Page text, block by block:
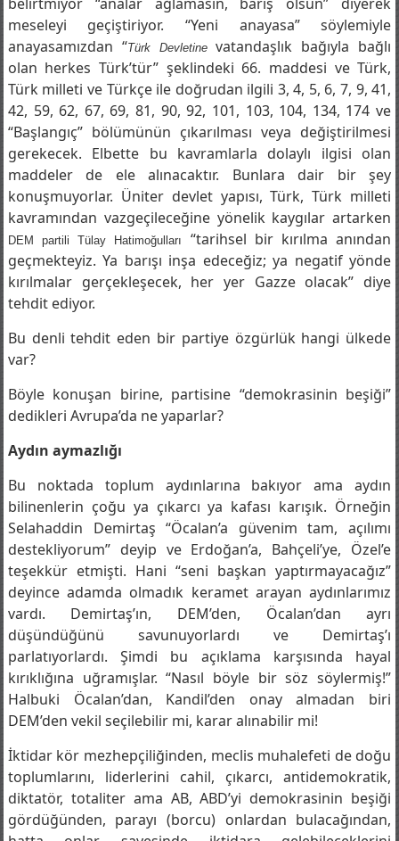
yürüyecek. Hiçbiri yeni çözüm sürecinden ne anladığını
belirtmiyor “analar ağlamasın, barış olsun” diyerek
meseleyi geçiştiriyor. “Yeni anayasa” söylemiyle
anayasamızdan “Türk Devletinevatandaşlık bağıyla bağlı
olan herkes Türk’tür” şeklindeki 66. maddesi ve Türk,
Türk milleti ve Türkçe ile doğrudan ilgili 3, 4, 5, 6, 7, 9, 41,
42, 59, 62, 67, 69, 81, 90, 92, 101, 103, 104, 134, 174 ve
“Başlangıç” bölümünün çıkarılması veya değiştirilmesi
gerekecek. Elbette bu kavramlarla dolaylı ilgisi olan
maddeler de ele alınacaktır. Bunlara dair bir şey
konuşmuyorlar. Üniter devlet yapısı, Türk, Türk milleti
kavramından vazgeçileceğine yönelik kaygılar artarken
DEM partili Tülay Hatimoğulları“tarihsel bir kırılma anından
geçmekteyiz. Ya barışı inşa edeceğiz; ya negatif yönde
kırılmalar gerçekleşecek, her yer Gazze olacak” diye
tehdit ediyor.
Bu denli tehdit eden bir partiye özgürlük hangi ülkede
var?
Böyle konuşan birine, partisine “demokrasinin beşiği”
dedikleri Avrupa’da ne yaparlar?
Aydın aymazlığı
Bu noktada toplum aydınlarına bakıyor ama aydın
bilinenlerin çoğu ya çıkarcı ya kafası karışık. Örneğin
Selahaddin Demirtaş “Öcalan’a güvenim tam, açılımı
destekliyorum” deyip ve Erdoğan’a, Bahçeli’ye, Özel’e
teşekkür etmişti. Hani “seni başkan yaptırmayacağız”
deyince adamda olmadık keramet arayan aydınlarımız
vardı. Demirtaş’ın, DEM’den, Öcalan’dan ayrı
düşündüğünü savunuyorlardı ve Demirtaş’ı
parlatıyorlardı. Şimdi bu açıklama karşısında hayal
kırıklığına uğramışlar. “Nasıl böyle bir söz söylermiş!”
Halbuki Öcalan’dan, Kandil’den onay almadan biri
DEM’den vekil seçilebilir mi, karar alınabilir mi!
İktidar kör mezhepçiliğinden, meclis muhalefeti de doğu
toplumlarını, liderlerini cahil, çıkarcı, antidemokratik,
diktatör, totaliter ama AB, ABD’yi demokrasinin beşiği